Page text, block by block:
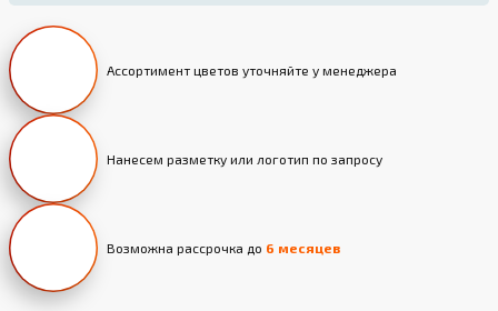
Ассортимент цветов уточняйте у менеджера
Нанесем разметку или логотип по запросу
Возможна рассрочка до 6 месяцев